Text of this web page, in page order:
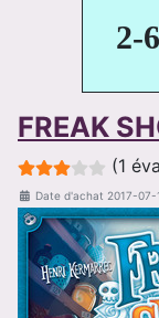
2-6
FREAK
Evaluation de
(1
Date d'achat 2017-07-